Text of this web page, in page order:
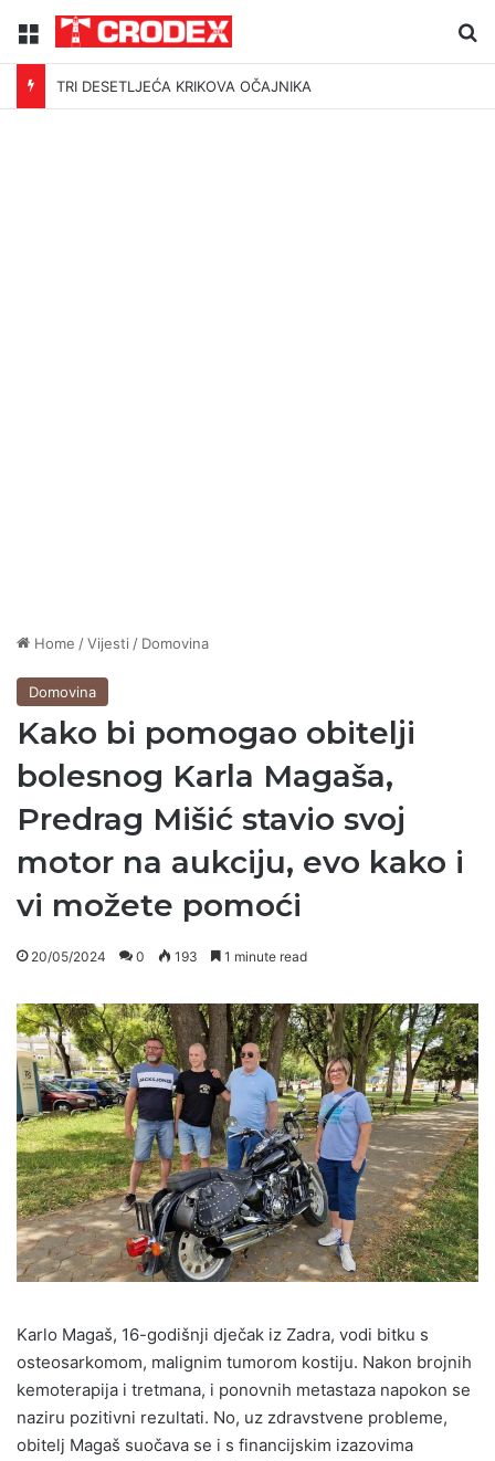
Menu
TRI DESETLJEĆA KRIKOVA OČAJNIKA
Home /Vijesti / Domovina
Domovina
Kako bi pomogao obitelji
bolesnog Karla Magaša,
Predrag Mišić stavio svoj
motor na aukciju, evo kako i
vi možete pomoći
20/05/2024 0 193 1 minute read
Karlo Magaš, 16-godišnji dječak iz Zadra, vodi bitku s
osteosarkomom, malignim tumorom kostiju. Nakon brojnih
kemoterapija i tretmana, i ponovnih metastaza napokon se
naziru pozitivni rezultati. No, uz zdravstvene probleme,
obitelj Magaš suočava se i s financijskim izazovima